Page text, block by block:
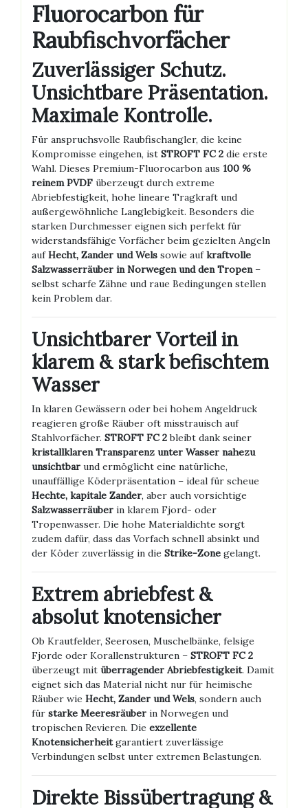
Fluorocarbon für
Raubfischvorfächer
Zuverlässiger Schutz.
Unsichtbare Präsentation.
Maximale Kontrolle.
Für anspruchsvolle Raubfischangler, die keine
Kompromisse eingehen, ist STROFT FC 2 die erste
Wahl. Dieses Premium-Fluorocarbon aus 100 %
reinem PVDF überzeugt durch extreme
Abriebfestigkeit, hohe lineare Tragkraft und
außergewöhnliche Langlebigkeit. Besonders die
starken Durchmesser eignen sich perfekt für
widerstandsfähige Vorfächer beim gezielten Angeln
aufHecht, Zander und Wels sowie aufkraftvolle
Salzwasserräuber in Norwegen und den Tropen–
selbst scharfe Zähne und raue Bedingungen stellen
kein Problem dar.
Unsichtbarer Vorteil in
klarem & stark befischtem
Wasser
In klaren Gewässern oder bei hohem Angeldruck
reagieren große Räuber oft misstrauisch auf
Stahlvorfächer. STROFT FC 2bleibt dank seiner
kristallklaren Transparenz unter Wasser nahezu
unsichtbar und ermöglicht eine natürliche,
unauffällige Köderpräsentation – ideal für scheue
Hechte, kapitale Zander, aber auch vorsichtige
Salzwasserräuber in klarem Fjord- oder
Tropenwasser. Die hohe Materialdichte sorgt
zudem dafür, dass das Vorfach schnell absinkt und
der Köder zuverlässig in die Strike-Zone gelangt.
Extrem abriebfest &
absolut knotensicher
Ob Krautfelder, Seerosen, Muschelbänke, felsige
Fjorde oder Korallenstrukturen – STROFT FC 2
überzeugt mit überragender Abriebfestigkeit. Damit
eignet sich das Material nicht nur für heimische
Räuber wie Hecht, Zander und Wels, sondern auch
für starke Meeresräuber in Norwegen und
tropischen Revieren. Die exzellente
Knotensicherheitgarantiert zuverlässige
Verbindungen selbst unter extremen Belastungen.
Direkte Bissübertragung &